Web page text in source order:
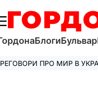
БлогиБульвар
ПРО МИР В